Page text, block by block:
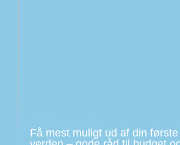
Få mest muligt ud af din